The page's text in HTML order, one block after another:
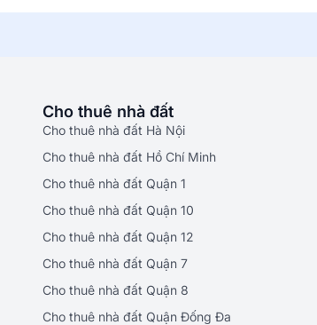
Cho thuê nhà đất
Cho thuê nhà đất Hà Nội
Cho thuê nhà đất Hồ Chí Minh
Cho thuê nhà đất Quận 1
Cho thuê nhà đất Quận 10
Cho thuê nhà đất Quận 12
Cho thuê nhà đất Quận 7
Cho thuê nhà đất Quận 8
Cho thuê nhà đất Quận Đống Đa